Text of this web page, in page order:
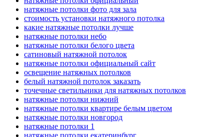
натяжные потолки фото для зала
стоимость установки натяжного потолка
какие натяжные потолки лучше
натяжные потолки небо
натяжные потолки белого цвета
сатиновый натяжной потолок
натяжные потолки официальный сайт
освещение натяжных потолков
белый натяжной потолок заказать
точечные светильники для натяжных потолков
натяжные потолки нижний
натяжные потолки квартире белым цветом
натяжные потолки новгород
натяжные потолки 1
натяжные потолки екатеринбург